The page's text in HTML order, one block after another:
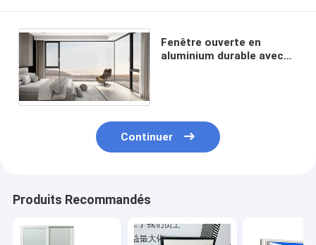
Fenêtre ouverte en
aluminium durable avec
Continuer
Produits Recommandés